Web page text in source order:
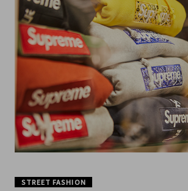
STREET FASHION